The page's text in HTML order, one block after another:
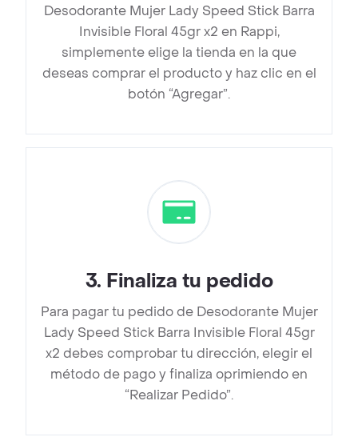
Desodorante Mujer Lady Speed Stick Barra
Invisible Floral 45gr x2 en Rappi,
simplemente elige la tienda en la que
deseas comprar el producto y haz clic en el
botón “Agregar”.
3. Finaliza tu pedido
Para pagar tu pedido de Desodorante Mujer
Lady Speed Stick Barra Invisible Floral 45gr
x2 debes comprobar tu dirección, elegir el
método de pago y finaliza oprimiendo en
“Realizar Pedido”.